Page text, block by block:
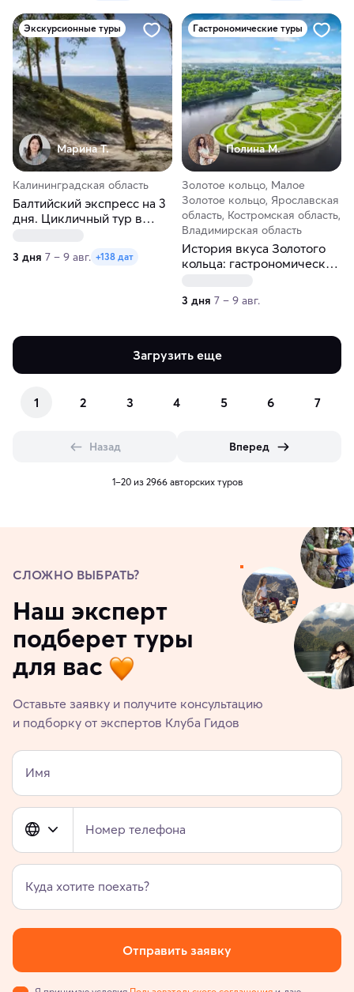
Экскурсионные туры
Марина Т.
Калининградская область
Балтийский экспресс на 3
дня. Цикличный тур в
3 дня 7 – 9 авг. +138 дат
Гастрономические туры
Полина М.
Золотое кольцо, Малое
Золотое кольцо, Ярославская
область, Костромская область,
Владимирская область
История вкуса Золотого
кольца: гастрономическое
3 дня 7 – 9 авг.
Загрузить еще
1 2 3 4 5 6 7
Назад Вперед
1–20 из 2966 авторских туров
СЛОЖНО ВЫБРАТЬ?
Наш эксперт
подберет туры
для вас
Оставьте заявку и получите консультацию
и подборку от экспертов Клуба Гидов
Имя
Номер телефона
Куда хотите поехать?
Отправить заявку